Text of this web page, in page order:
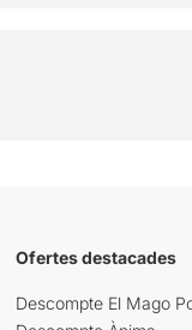
Ofertes destacades
Descompte El Mago